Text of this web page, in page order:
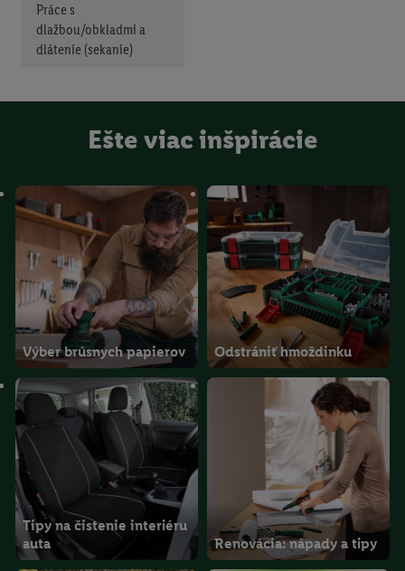
Práce s
dlažbou/obkladmi a
dlátenie (sekanie)
Ešte viac inšpirácie
Výber brúsnych papierov Odstrániť hmoždinku
Tipy na čistenie interiéru
auta
Renovácia: nápady a tipy